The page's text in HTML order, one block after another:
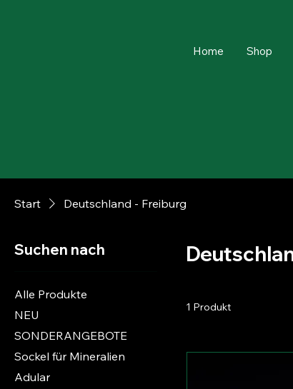
Home Shop
Start Deutschland - Freiburg
Suchen nach
Alle Produkte
NEU
SONDERANGEBOTE
Sockel für Mineralien
Adular
1 Produkt